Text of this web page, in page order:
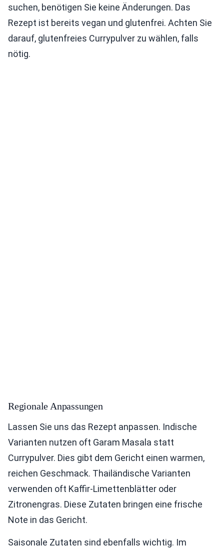
suchen, benötigen Sie keine Änderungen. Das
Rezept ist bereits vegan und glutenfrei. Achten Sie
darauf, glutenfreies Currypulver zu wählen, falls
nötig.
Regionale Anpassungen
Lassen Sie uns das Rezept anpassen. Indische
Varianten nutzen oft Garam Masala statt
Currypulver. Dies gibt dem Gericht einen warmen,
reichen Geschmack. Thailändische Varianten
verwenden oft Kaffir-Limettenblätter oder
Zitronengras. Diese Zutaten bringen eine frische
Note in das Gericht.
Saisonale Zutaten sind ebenfalls wichtig. Im